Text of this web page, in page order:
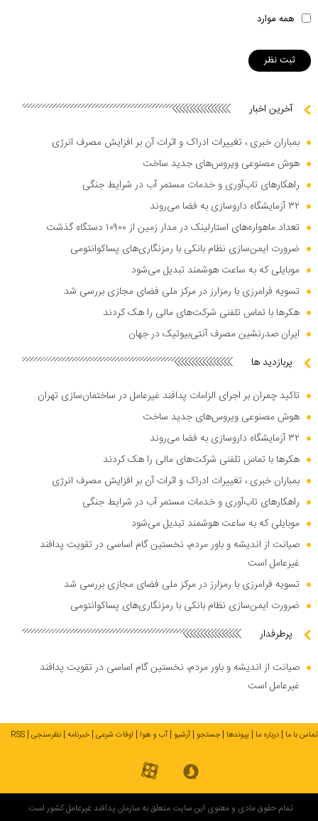
همه موارد
آخرین اخبار
بمباران خبری ، تغییرات ادراک و اثرات آن بر افزایش مصرف انرژی
هوش مصنوعی ویروس‌های جدید ساخت
راهکار‌های تاب‌آوری و خدمات مستمر آب در شرایط جنگی
۳۲ آزمایشگاه داروسازی به فضا می‌روند
تعداد ماهواره‌های استارلینک در مدار زمین از ۱۰۹۰۰ دستگاه گذشت
ضرورت ایمن‌سازی نظام بانکی با رمزنگاری‌های پساکوانتومی
موبایلی که به ساعت هوشمند تبدیل می‌شود
تسویه فرامرزی با رمزارز در مرکز ملی فضای مجازی بررسی شد
هکر‌ها با تماس تلفنی شرکت‌های مالی را هک کردند
ایران صدرنشین مصرف آنتی‌بیوتیک در جهان
پربازدید ها
تاکید چمران بر اجرای الزامات پدافند غیرعامل در ساختمان‌سازی تهران
هوش مصنوعی ویروس‌های جدید ساخت
۳۲ آزمایشگاه داروسازی به فضا می‌روند
هکر‌ها با تماس تلفنی شرکت‌های مالی را هک کردند
بمباران خبری ، تغییرات ادراک و اثرات آن بر افزایش مصرف انرژی
راهکار‌های تاب‌آوری و خدمات مستمر آب در شرایط جنگی
موبایلی که به ساعت هوشمند تبدیل می‌شود
صیانت از اندیشه و باور مردم، نخستین گام اساسی در تقویت پدافند
غیرعامل است
تسویه فرامرزی با رمزارز در مرکز ملی فضای مجازی بررسی شد
ضرورت ایمن‌سازی نظام بانکی با رمزنگاری‌های پساکوانتومی
پرطرفدار
صیانت از اندیشه و باور مردم، نخستین گام اساسی در تقویت پدافند
غیرعامل است
تماس با ما درباره ما پیوندها جستجو آرشیو آب و هوا اوقات شرعی خبرنامه نظرسنجی RSS
تمام حقوق مادی و معنوی این سایت متعلق به سازمان پدافند غیرعامل کشور است.